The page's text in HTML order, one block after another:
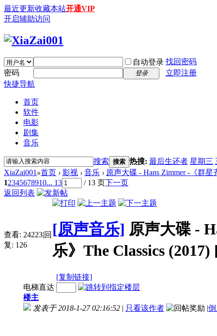
最近更新收藏本站开通VIP
开启辅助访问
自动登录 找回密码
密码
登录
立即注册
快捷导航
首页
软件
电影
剧集
音乐
搜索 搜索 热搜: 最后生还者 星期三
XiaZai001 »首页 › 影视 › 音乐 › 原声大碟 - Hans Zimmer -《群
12345678910... 13 / 13 页下一页
返回列表
查看: 24223|回
复: 126
[原声音乐] 原声大碟 -
乐》The Classics
[复制链接]
电梯直达
楼主
发表于 2018-1-27 02:16:52 | 只看该作者 |